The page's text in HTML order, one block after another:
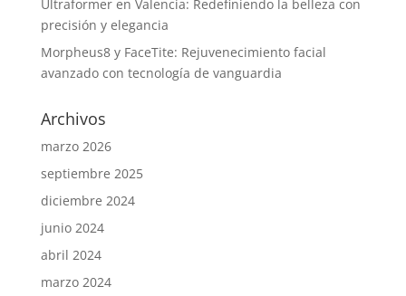
Ultraformer en Valencia: Redefiniendo la belleza con
precisión y elegancia
Morpheus8 y FaceTite: Rejuvenecimiento facial
avanzado con tecnología de vanguardia
Archivos
marzo 2026
septiembre 2025
diciembre 2024
junio 2024
abril 2024
marzo 2024